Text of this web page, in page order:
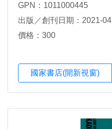
GPN：1011000445
出版／創刊日期：2021-04
價格：300
國家書店(開新視窗)